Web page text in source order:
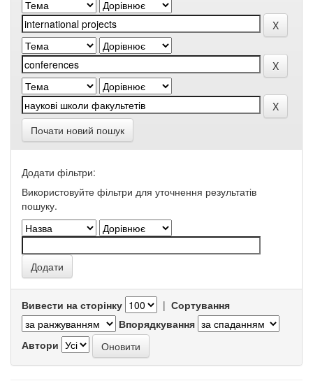
Почати новий пошук
Додати фільтри:
Використовуйте фільтри для уточнення результатів
пошуку.
Вивести на сторінку | Сортування
Впорядкування
Автори